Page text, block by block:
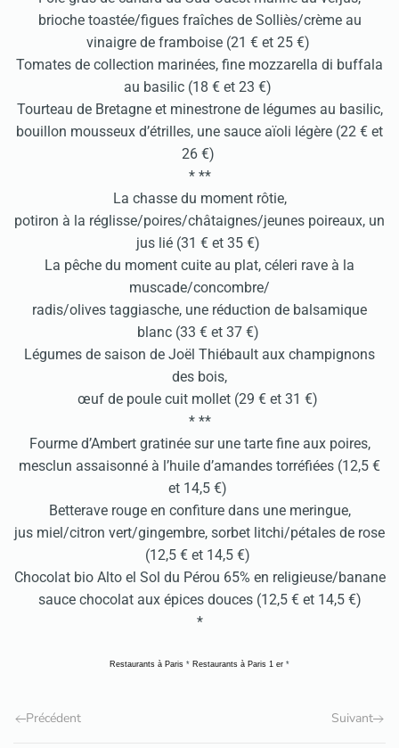
brioche toastée/figues fraîches de Solliès/crème au
vinaigre de framboise (21 € et 25 €)
Tomates de collection marinées, fine mozzarella di buffala
au basilic (18 € et 23 €)
Tourteau de Bretagne et minestrone de légumes au basilic,
bouillon mousseux d’étrilles, une sauce aïoli légère (22 € et
26 €)
* **
La chasse du moment rôtie,
potiron à la réglisse/poires/châtaignes/jeunes poireaux, un
jus lié (31 € et 35 €)
La pêche du moment cuite au plat, céleri rave à la
muscade/concombre/
radis/olives taggiasche, une réduction de balsamique
blanc (33 € et 37 €)
Légumes de saison de Joël Thiébault aux champignons
des bois,
œuf de poule cuit mollet (29 € et 31 €)
* **
Fourme d’Ambert gratinée sur une tarte fine aux poires,
mesclun assaisonné à l’huile d’amandes torréfiées (12,5 €
et 14,5 €)
Betterave rouge en confiture dans une meringue,
jus miel/citron vert/gingembre, sorbet litchi/pétales de rose
(12,5 € et 14,5 €)
Chocolat bio Alto el Sol du Pérou 65% en religieuse/banane
sauce chocolat aux épices douces (12,5 € et 14,5 €)
*
Restaurants à Paris * Restaurants à Paris 1 er *
Précédent Suivant